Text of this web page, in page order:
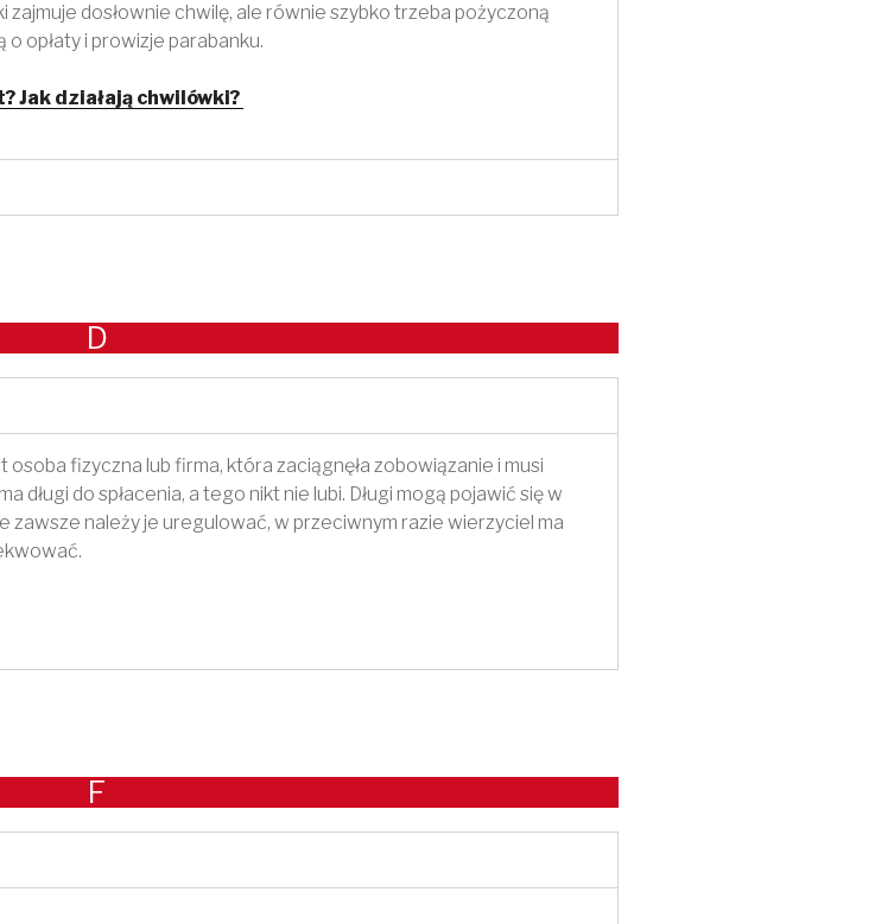
dosłownie chwilę, ale równie szybko trzeba pożyczoną
opłaty i prowizje parabanku.
Jak działają chwilówki?
D
osoba fizyczna lub firma, która zaciągnęła zobowiązanie i musi
długi do spłacenia, a tego nikt nie lubi. Długi mogą pojawić się w
zawsze należy je uregulować, w przeciwnym razie wierzyciel ma
F